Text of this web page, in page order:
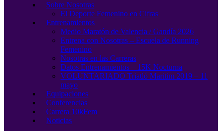
Sobre Nosotras
El Deporte Femenino en Cifras
Entrenamientos
Medio Maratón de Valencia / Gandía 2026
Entrena con Nosotras – Escuela de Running
Femenino
Nosotras en las Carreras
Datos Entrenamientos – 15K Nocturna
VOLUNTARIADO Triatló Maritim 2019 – 11
mayo
Equipaciones
Conferencias
Carrera 10kFem
Noticias